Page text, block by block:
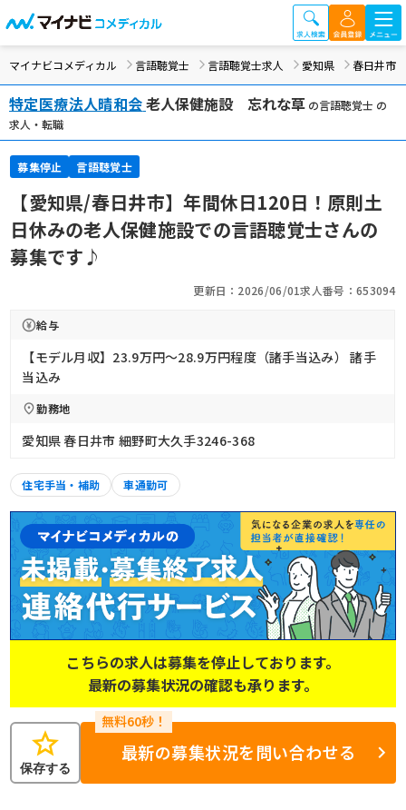
マイナビコメディカル 言語聴覚士 言語聴覚士求人 愛知県 春日井市
特定医療法人晴和会老人保健施設 忘れな草 の言語聴覚士 の
求人・転職
募集停止 言語聴覚士
【愛知県/春日井市】年間休日120日！原則土
日休みの老人保健施設での言語聴覚士さんの
募集です♪
更新日：2026/06/01求人番号：653094
給与
【モデル月収】23.9万円〜28.9万円程度（諸手当込み） 諸手
当込み
勤務地
愛知県 春日井市 細野町大久手3246-368
住宅手当・補助 車通勤可
こちらの求人は募集を停止しております。
最新の募集状況の確認も承ります。
star
保存する
最新の募集状況を問い合わせる